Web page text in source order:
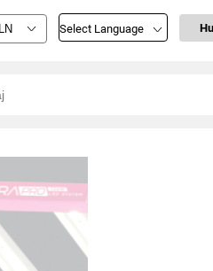
Select Language